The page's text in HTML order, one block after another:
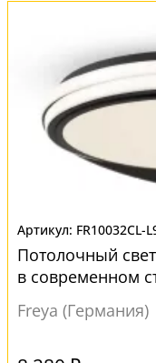
FR10032CL-
Потолочный
в современном
Freya (Германия)